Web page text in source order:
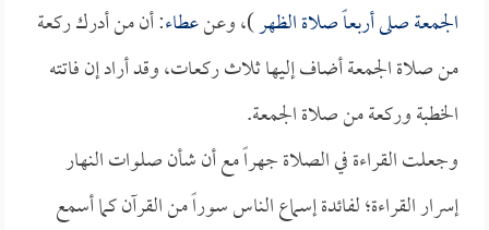
الجمعة صلى أربعاً صلاة الظهر)، وعنعطاء: أن من أدرك ركعة
من صلاة الجمعة أضاف إليها ثلاث ركعات، وقد أراد إن فاتته
الخطبة وركعة من صلاة الجمعة.
وجعلت القراءة في الصلاة جهراً مع أن شأن صلوات النهار
إسرار القراءة؛ لفائدة إسماع الناس سوراً من القرآن كما أسمع